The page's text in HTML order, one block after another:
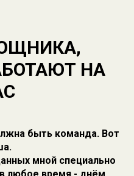
НА
быть команда. Вот
мной специально